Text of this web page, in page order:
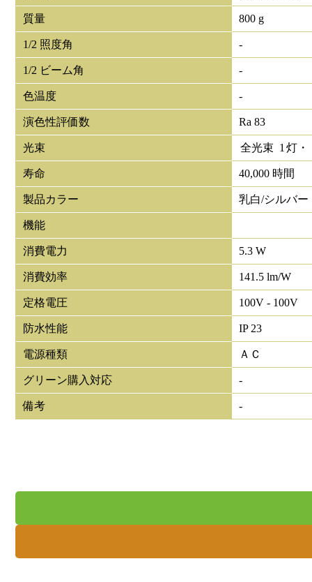
質量 800 g
1/2 照度角 -
1/2 ビーム角 -
色温度 -
演色性評価数 Ra 83
光束 全光束 1 灯・
寿命 40,000 時間
製品カラー 乳白/シルバー
機能
消費電力 5.3 W
消費効率 141.5 lm/W
定格電圧 100V - 100V
防水性能 IP 23
電源種類 ＡＣ
グリーン購入対応 -
備考 -